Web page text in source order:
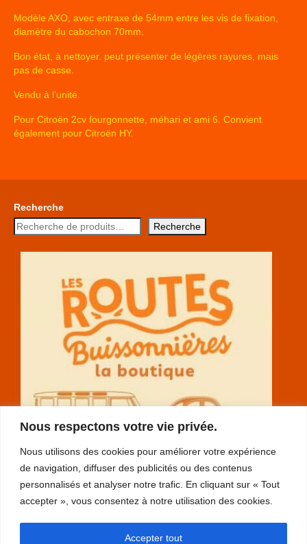
Nous respectons votre vie privée.
Nous utilisons des cookies pour améliorer votre expérience
de navigation, diffuser des publicités ou des contenus
personnalisés et analyser notre trafic. En cliquant sur « Tout
accepter », vous consentez à notre utilisation des cookies.
Accepter tout
Modèle AXO, avec entraxe de 54mm entre les vis de fixation,
diamètre du cabochon 70mm.
Bon état, à nettoyer. peut présenter de légères rayures, mais
pas de casse.
Vendu à l’unité.
Pour Citroën 2cv fourgonnette, méhari et ami 6. Convient
également pour Citroën HY.
Recherche
Recherche
RGPD